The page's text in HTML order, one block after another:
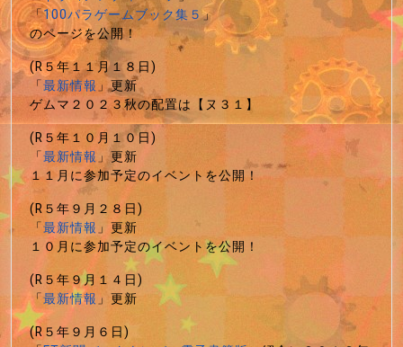
「100パラゲームブック集５」
のページを公開！
(R５年１１月１８日)
「最新情報」更新
ゲムマ２０２３秋の配置は【ヌ３１】
(R５年１０月１０日)
「最新情報」更新
１１月に参加予定のイベントを公開！
(R５年９月２８日)
「最新情報」更新
１０月に参加予定のイベントを公開！
(R５年９月１４日)
「最新情報」更新
(R５年９月６日)